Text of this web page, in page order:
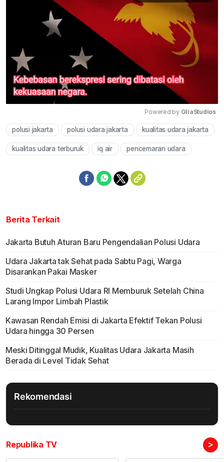
Mute
Powered by GliaStudios
polusi jakarta polusi udara jakarta kualitas udara jakarta
kualitas udara terburuk iq air pencemaran udara
Berita Terkait
Jakarta Butuh Aturan Baru Pengendalian Polusi Udara
Udara Jakarta tak Sehat pada Sabtu Pagi, Warga
Disarankan Pakai Masker
Studi Ungkap Polusi Udara RI Memburuk Setelah China
Larang Impor Limbah Plastik
Kawasan Rendah Emisi di Jakarta Efektif Tekan Polusi
Udara hingga 30 Persen
Meski Ditinggal Mudik, Kualitas Udara Jakarta Masih
Berada di Level Tidak Sehat
Rekomendasi
Republika TV >